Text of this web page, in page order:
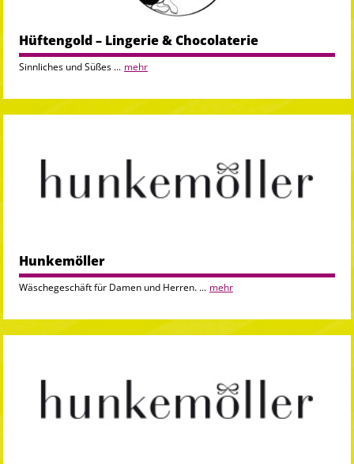
Hüftengold – Lingerie & Chocolaterie
Sinnliches und Süßes ... mehr
Hunkemöller
Wäschegeschäft für Damen und Herren. ... mehr